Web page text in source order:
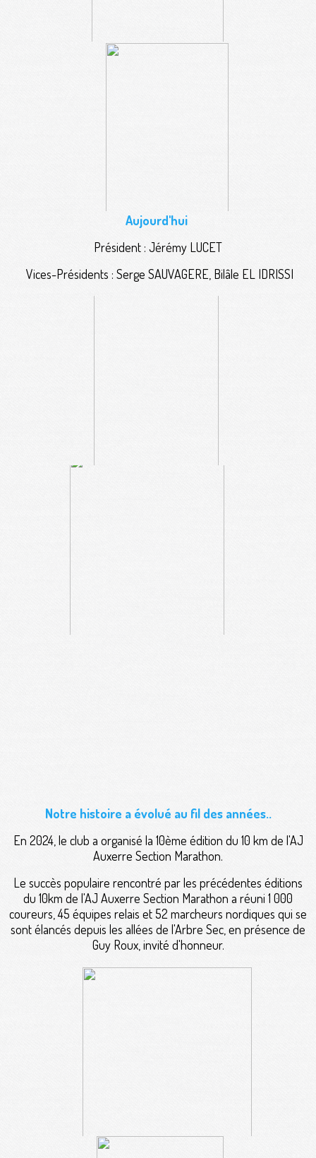
Aujourd'hui
Président : Jérémy LUCET
Vices-Présidents : Serge SAUVAGERE, Bilâle EL IDRISSI
Notre histoire a évolué au fil des années..
En 2024, le club a organisé la 10ème édition du 10 km de l'AJ
Auxerre Section Marathon.
Le succès populaire rencontré par les précédentes éditions
du 10km de l'AJ Auxerre Section Marathon a réuni 1 000
coureurs, 45 équipes relais et 52 marcheurs nordiques qui se
sont élancés depuis les allées de l'Arbre Sec, en présence de
Guy Roux, invité d'honneur.